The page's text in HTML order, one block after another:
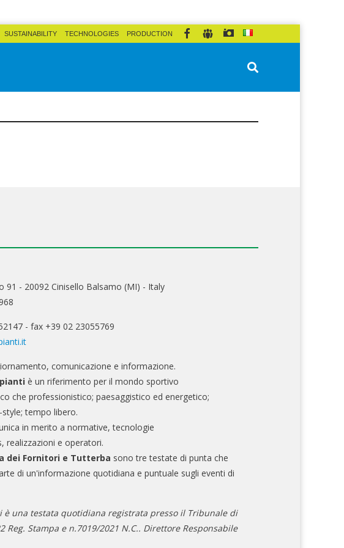
SUSTAINABILITY TECHNOLOGIES PRODUCTION
91 - 20092 Cinisello Balsamo (MI) - Italy
- fax +39 02 23055769
comunicazione e informazione.
è un riferimento per il mondo sportivo
che professionistico; paesaggistico ed energetico;
tempo libero.
in merito a normative, tecnologie
realizzazioni e operatori.
dei Fornitori e Tutterba sono tre testate di punta che
di un'informazione quotidiana e puntuale sugli eventi di
è una testata quotidiana registrata presso il Tribunale di
Reg. Stampa e n.7019/2021 N.C.. Direttore Responsabile